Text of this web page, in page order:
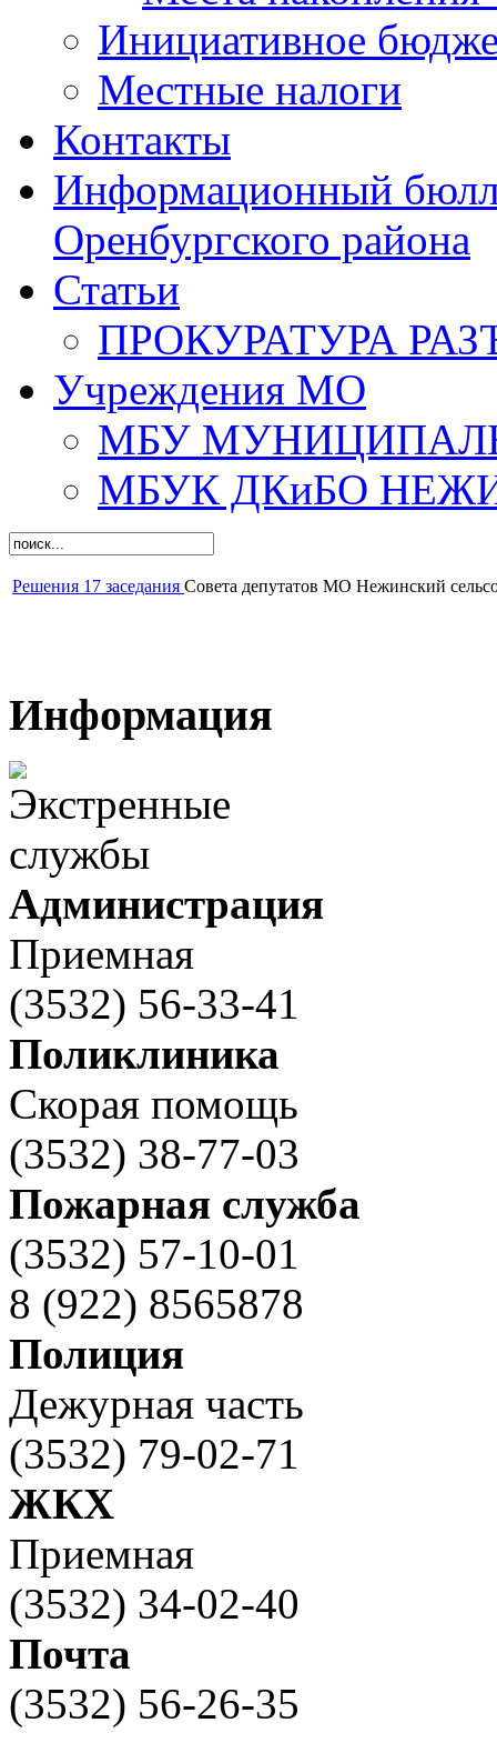
Инициативное
Местные налоги
Контакты
Информационный
Оренбургского района
Статьи
ПРОКУРАТУРА
Учреждения МО
МБУ
МБУК ДКиБО
Решения 17 заседания Совета депутатов МО Нежинский
Информация
Администрация
Приемная
(3532) 56-33-41
Поликлиника
Скорая помощь
(3532) 38-77-03
Пожарная служба
(3532) 57-10-01
8 (922) 8565878
Полиция
Дежурная часть
(3532) 79-02-71
ЖКХ
Приемная
(3532) 34-02-40
Почта
(3532) 56-26-35